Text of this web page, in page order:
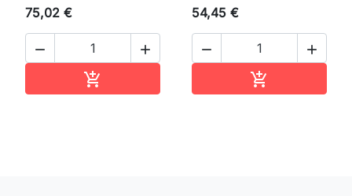
75,02 €
 

54,45 €
 
